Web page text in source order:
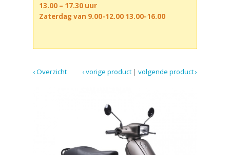
13.00 – 17.30 uur
Zaterdag van 9.00-12.00 13.00-16.00
‹ Overzicht volgende product ›
|
‹ vorige product